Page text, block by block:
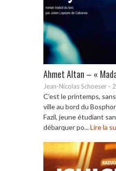
Ahmet Altan – «
Jean-Nicolas Schoeser -
C’est le printemps,
ville au bord du
Fazil, jeune étudiant
débarquer po...Lire la